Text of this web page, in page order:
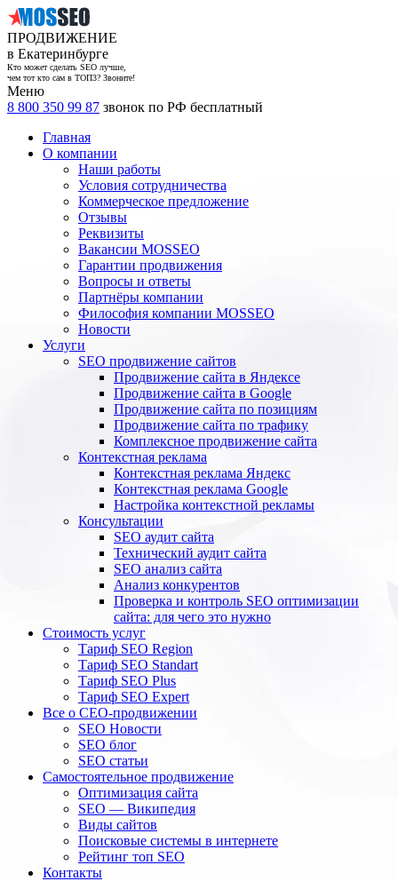
ПРОДВИЖЕНИЕ
в Екатеринбурге
Кто может сделать SEO лучше,
чем тот кто сам в ТОП3? Звоните!
Меню
8 800 350 99 87 звонок по РФ бесплатный
Главная
О компании
Наши работы
Условия сотрудничества
Коммерческое предложение
Отзывы
Реквизиты
Вакансии MOSSEO
Гарантии продвижения
Вопросы и ответы
Партнёры компании
Философия компании MOSSEO
Новости
Услуги
SEO продвижение сайтов
Продвижение сайта в Яндексе
Продвижение сайта в Google
Продвижение сайта по позициям
Продвижение сайта по трафику
Комплексное продвижение сайта
Контекстная реклама
Контекстная реклама Яндекс
Контекстная реклама Google
Настройка контекстной рекламы
Консультации
SEO аудит сайта
Технический аудит сайта
SEO анализ сайта
Анализ конкурентов
Проверка и контроль SEO оптимизации
сайта: для чего это нужно
Стоимость услуг
Тариф SEO Region
Тариф SEO Standart
Тариф SEO Plus
Тариф SEO Expert
Все о СЕО-продвижении
SEO Новости
SEO блог
SEO статьи
Самостоятельное продвижение
Оптимизация сайта
SEO — Википедия
Виды сайтов
Поисковые системы в интернете
Рейтинг топ SEO
Контакты